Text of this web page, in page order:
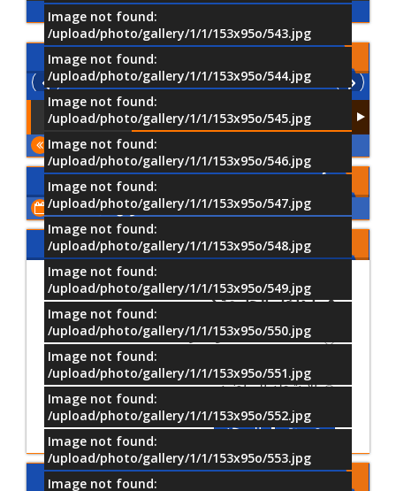
Image not found:
/upload/photo/gallery/1/1/153x95o/543.jpg
Image not found:
/upload/photo/gallery/1/1/153x95o/544.jpg
Image not found:
/upload/photo/gallery/1/1/153x95o/545.jpg
Image not found:
/upload/photo/gallery/1/1/153x95o/546.jpg
Image not found:
/upload/photo/gallery/1/1/153x95o/547.jpg
Image not found:
/upload/photo/gallery/1/1/153x95o/548.jpg
Image not found:
/upload/photo/gallery/1/1/153x95o/549.jpg
Image not found:
/upload/photo/gallery/1/1/153x95o/550.jpg
Image not found:
/upload/photo/gallery/1/1/153x95o/551.jpg
Image not found:
/upload/photo/gallery/1/1/153x95o/552.jpg
Image not found:
/upload/photo/gallery/1/1/153x95o/553.jpg
Image not found:
المزيد
اعرض كل الأحداث
شاركنا رأيك
ما أكثر الأنشطة التي تفضل المشاركة
فيها داخل الجامعة؟
الأنشطة العلمية والتدريبية
الأنشطة الرياضية
تصويت النتيجة
موقع جامعة MTI